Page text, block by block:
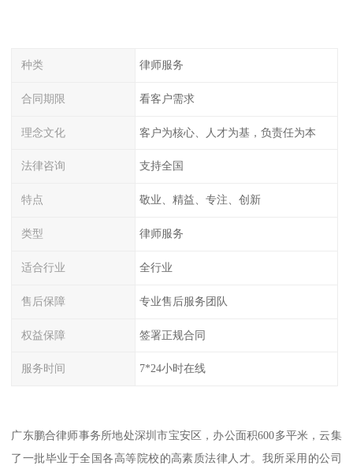
种类 律师服务
合同期限 看客户需求
理念文化 客户为核心、人才为基，负责任为本
法律咨询 支持全国
特点 敬业、精益、专注、创新
类型 律师服务
适合行业 全行业
售后保障 专业售后服务团队
权益保障 签署正规合同
服务时间 7*24小时在线
广东鹏合律师事务所地处深圳市宝安区，办公面积600多平米，云集
了一批毕业于全国各高等院校的高素质法律人才。我所采用的公司